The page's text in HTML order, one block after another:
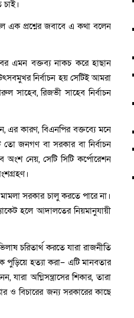
এক প্রশ্নের জবাবে এ কথা বলেন
এমন বক্তব্য নাকচ করে হাছান
নির্বাচন হয় সেটিই আমরা
সাহেব, রিজভী সাহেব নির্বাচন
এর কারণ, বিএনপির বক্তব্যে মনে
তো জনগণ বা সরকার বা নির্বাচন
নেয়, সেটি সিটি কর্পোরেশন
মামলা সরকার চালু করতে পারে না।
হলে আদালতের নিয়মানুযায়ী
চরিতার্থ করতে যারা রাজনীতি
পুড়িয়ে হত্যা করা– এটি মানবতার
অগ্নিসন্ত্রাসের শিকার, তারা
ও বিচারের জন্য সরকারের কাছে